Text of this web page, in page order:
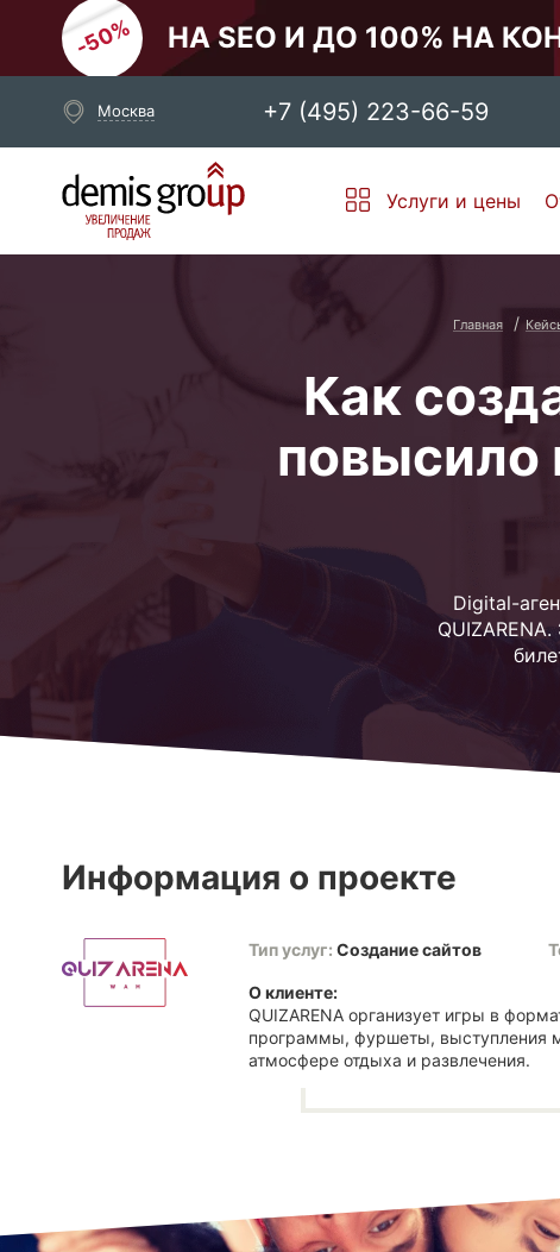
НА SEO И ДО 100% НА
Москва +7 (495) 223-66-59
Выберите свой город
Москва Санкт-Петербург
Услуги и цены
Главная
Как
повысило
Digital-
Информация о проекте
Тип услуг: Создание сайтов
О клиенте:
QUIZARENA организует игры в
программы, фуршеты, выступления
атмосфере отдыха и развлечения.